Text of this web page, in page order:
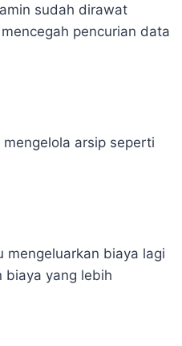
sudah dirawat
pencurian data
arsip seperti
mengeluarkan biaya lagi
biaya yang lebih